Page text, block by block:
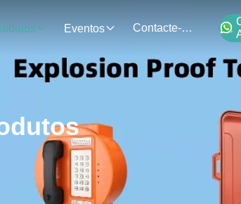
Eventos Contacte-Nos